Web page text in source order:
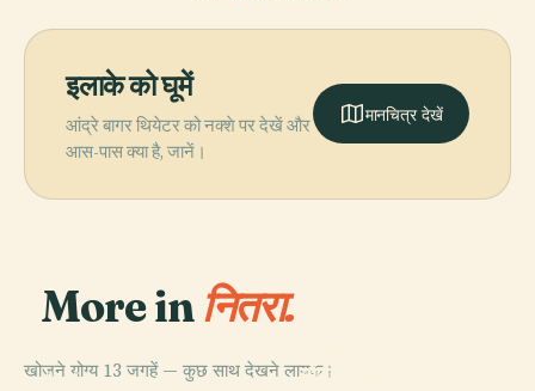
इलाके को घूमें
आंद्रे बागर थियेटर को नक्शे पर देखें और
आस-पास क्या है, जानें।
मानचित्र देखें
More in नितरा.
खोजने योग्य 13 जगहें — कुछ साथ देखने लायक।
PLACE
सेंट एम्मेराम का
PLACE PLACE